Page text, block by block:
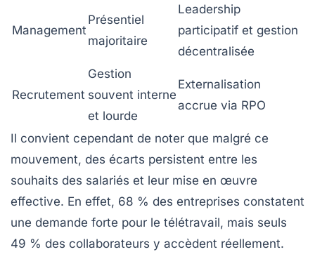
Management
Présentiel
majoritaire
Leadership
participatif et gestion
décentralisée
Recrutement
Gestion
souvent interne
et lourde
Externalisation
accrue via RPO
Il convient cependant de noter que malgré ce
mouvement, des écarts persistent entre les
souhaits des salariés et leur mise en œuvre
effective. En effet, 68 % des entreprises constatent
une demande forte pour le télétravail, mais seuls
49 % des collaborateurs y accèdent réellement.